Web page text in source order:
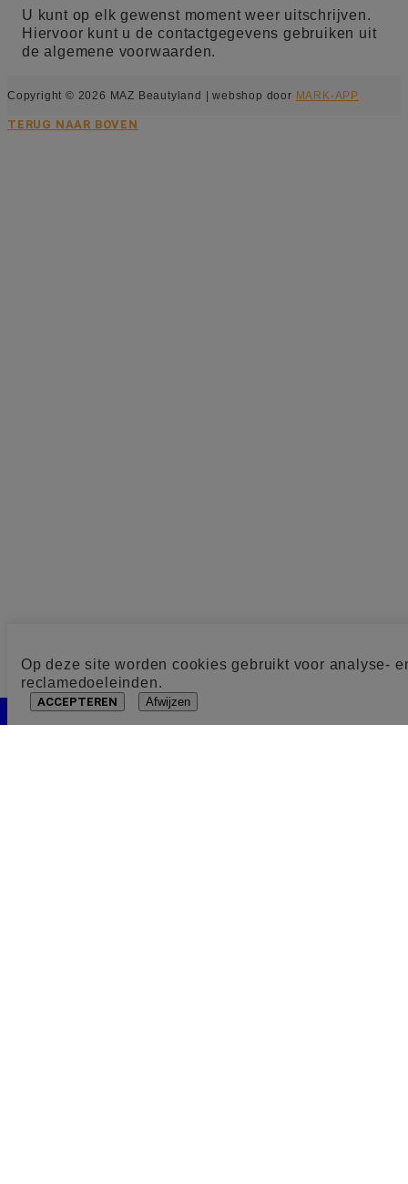
Op deze site worden cookies gebruikt voor analyse-
reclamedoeleinden.
ACCEPTEREN Afwijzen
U kunt op elk gewenst moment weer uitschrijven.
Hiervoor kunt u de contactgegevens gebruiken uit
de algemene voorwaarden.
Copyright © 2026 MAZ Beautyland | webshop door MARK-APP
TERUG NAAR BOVEN
Cookie toestemming